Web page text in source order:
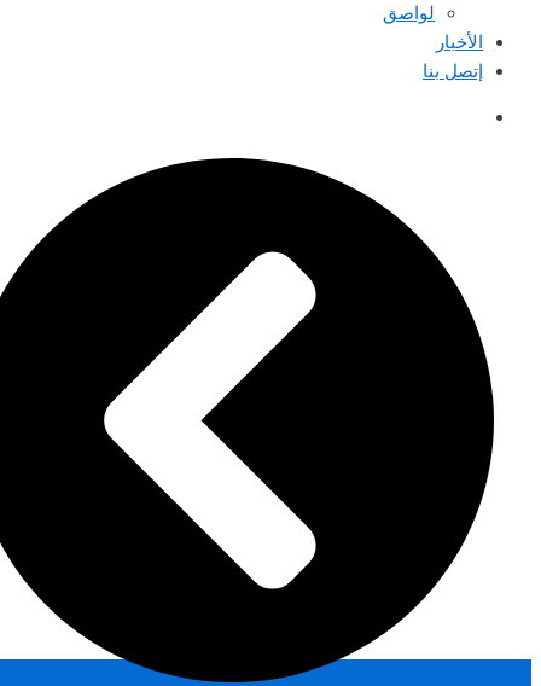
لواصق
الأخبار
إتصل بنا